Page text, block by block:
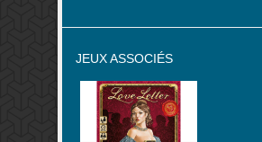
JEUX ASSOCIÉS